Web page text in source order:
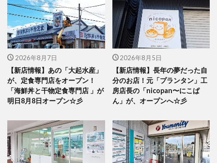
2026年8月7日
【新店情報】あの「大起水産」
が、定食専門店をオープン！
「海鮮丼と干物定食専門店 」が
明日8月8日オープン☆彡
2026年8月5日
【新店情報】長年の夢だった自
分のお店！元「プランタン」工
房店長の「nicopan〜にこぱ
ん」が、オープンへ☆彡